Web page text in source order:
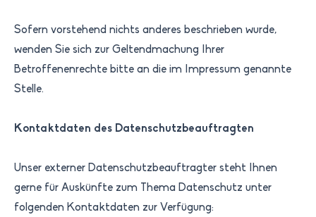
Sofern vorstehend nichts anderes beschrieben wurde,
wenden Sie sich zur Geltendmachung Ihrer
Betroffenenrechte bitte an die im Impressum genannte
Stelle.
Kontaktdaten des Datenschutzbeauftragten
Unser externer Datenschutzbeauftragter steht Ihnen
gerne für Auskünfte zum Thema Datenschutz unter
folgenden Kontaktdaten zur Verfügung: